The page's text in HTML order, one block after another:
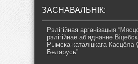
ЗАСНАВАЛЬНІК:
Рэлігійная арганізацыя
рэлігійнае аб’яднанне
Рымска-каталіцкага Касцёла
Беларусь”